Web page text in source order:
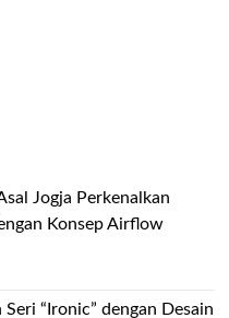
Jogja Perkenalkan
Konsep Airflow
“Ironic” dengan Desain